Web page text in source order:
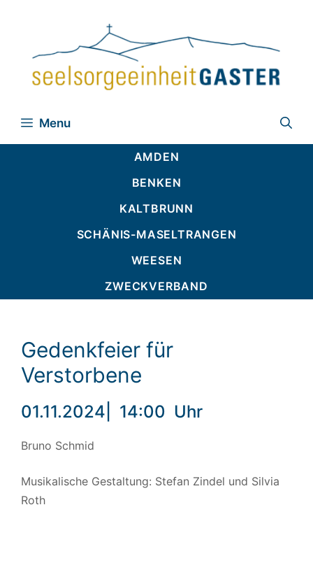
Menu
AMDEN
BENKEN
KALTBRUNN
SCHÄNIS-MASELTRANGEN
WEESEN
ZWECKVERBAND
Gedenkfeier für
Verstorbene
01.11.2024 14:00 Uhr
Bruno Schmid
Musikalische Gestaltung: Stefan Zindel und Silvia
Roth